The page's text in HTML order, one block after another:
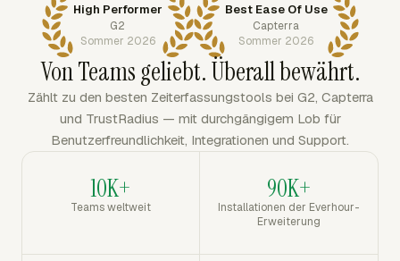
High Performer
G2
Sommer 2026
Best Ease Of Use
Capterra
Sommer 2026
Von Teams geliebt. Überall bewährt.
Zählt zu den besten Zeiterfassungstools bei G2, Capterra
und TrustRadius — mit durchgängigem Lob für
Benutzerfreundlichkeit, Integrationen und Support.
10K+
Teams weltweit
90K+
Installationen der Everhour-
Erweiterung